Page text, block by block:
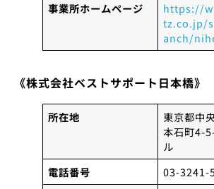
事業所ホームページ
https://
tz.co.jp/
anch/
《株式会社ベストサポート日本橋》
所在地
東京都中
本石町4-
ル
電話番号
03-3241-